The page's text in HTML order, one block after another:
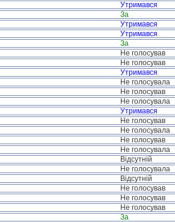
Утримався
За
Утримався
Утримався
За
Не голосував
Не голосував
Утримався
Не голосувала
Не голосував
Не голосувала
Утримався
Не голосував
Не голосувала
Не голосував
Не голосувала
Відсутній
Не голосувала
Відсутній
Не голосував
Не голосував
Не голосував
За